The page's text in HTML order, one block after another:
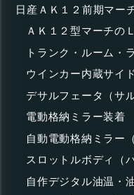
日産ＡＫ１２前期マー
ＡＫ１２型マーチの
トランク・ルーム・
ウインカー内蔵サイ
デサルフェータ（サ
電動格納ミラー装着
自動電動格納ミラー
スロットルボディ（
自作デジタル油温・